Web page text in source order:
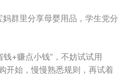
群里分享母婴用品，学生党分
钱+赚点小钱”，不妨试试用​
开始，慢慢熟悉规则，再试着